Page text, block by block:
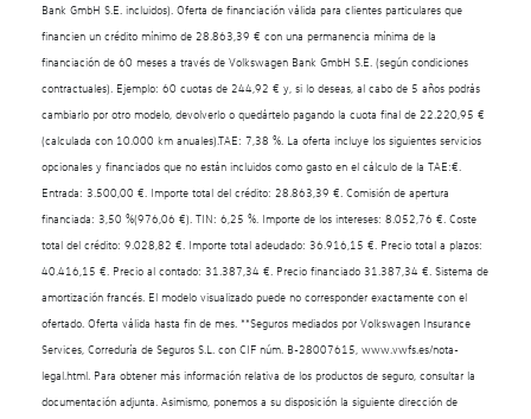
Bank GmbH S.E. incluidos). Oferta de financiación válida para clientes particulares que
financien un crédito mínimo de 28.863,39 € con una permanencia mínima de la
financiación de 60 meses a través de Volkswagen Bank GmbH S.E. (según condiciones
contractuales). Ejemplo: 60 cuotas de 244,92 € y, si lo deseas, al cabo de 5 años podrás
cambiarlo por otro modelo, devolverlo o quedártelo pagando la cuota final de 22.220,95 €
(calculada con 10.000 km anuales).TAE: 7,38 %. La oferta incluye los siguientes servicios
opcionales y financiados que no están incluidos como gasto en el cálculo de la TAE:€.
Entrada: 3.500,00 €. Importe total del crédito: 28.863,39 €. Comisión de apertura
financiada: 3,50 %(976,06 €). TIN: 6,25 %. Importe de los intereses: 8.052,76 €. Coste
total del crédito: 9.028,82 €. Importe total adeudado: 36.916,15 €. Precio total a plazos:
40.416,15 €. Precio al contado: 31.387,34 €. Precio financiado 31.387,34 €. Sistema de
amortización francés. El modelo visualizado puede no corresponder exactamente con el
ofertado. Oferta válida hasta fin de mes. **Seguros mediados por Volkswagen Insurance
Services, Correduría de Seguros S.L. con CIF núm. B-28007615, www.vwfs.es/nota-
legal.html. Para obtener más información relativa de los productos de seguro, consultar la
documentación adjunta. Asimismo, ponemos a su disposición la siguiente dirección de